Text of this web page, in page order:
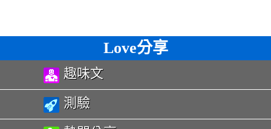
Love分享
趣味文
測驗